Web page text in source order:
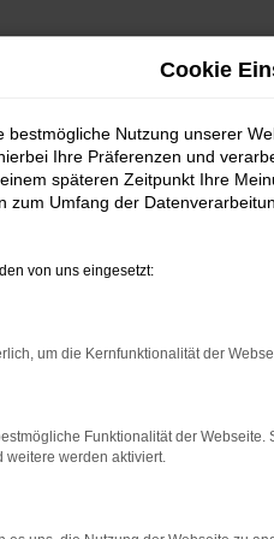
Corolla Gebrauchtwagen
ist der Toyota Corolla
wie den Toyota
was Sie in jeder Beratung
Cookie
bestmögliche Nutzung unserer
Ihre Präferenzen und
späteren Zeitpunkt Ihre
zum Umfang der
von uns eingesetzt:
um die Kernfunktionalität der
Funktionalität der
weitere werden aktiviert.